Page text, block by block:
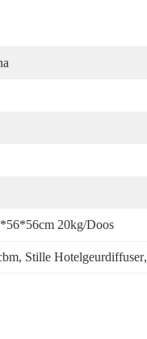
20kg/doos
, Stille Hotelgeurdiffuser,